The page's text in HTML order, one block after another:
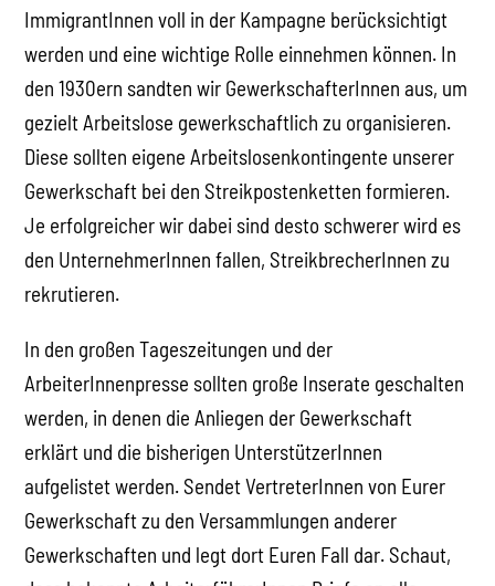
ImmigrantInnen voll in der Kampagne berücksichtigt
werden und eine wichtige Rolle einnehmen können. In
den 1930ern sandten wir GewerkschafterInnen aus, um
gezielt Arbeitslose gewerkschaftlich zu organisieren.
Diese sollten eigene Arbeitslosenkontingente unserer
Gewerkschaft bei den Streikpostenketten formieren.
Je erfolgreicher wir dabei sind desto schwerer wird es
den UnternehmerInnen fallen, StreikbrecherInnen zu
rekrutieren.
In den großen Tageszeitungen und der
ArbeiterInnenpresse sollten große Inserate geschalten
werden, in denen die Anliegen der Gewerkschaft
erklärt und die bisherigen UnterstützerInnen
aufgelistet werden. Sendet VertreterInnen von Eurer
Gewerkschaft zu den Versammlungen anderer
Gewerkschaften und legt dort Euren Fall dar. Schaut,